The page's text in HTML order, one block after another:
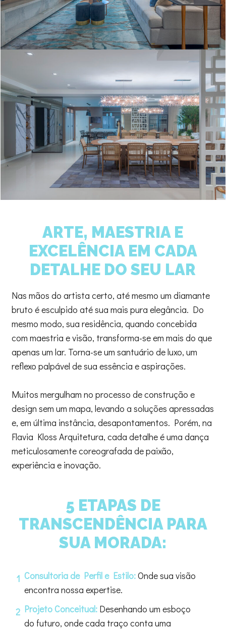
ARTE, MAESTRIA E
EXCELÊNCIA EM CADA
DETALHE DO SEU LAR
Nas mãos do artista certo, até mesmo um diamante
bruto é esculpido até sua mais pura elegância. Do
mesmo modo, sua residência, quando concebida
com maestria e visão, transforma-se em mais do que
apenas um lar. Torna-se um santuário de luxo, um
reflexo palpável de sua essência e aspirações.
Muitos mergulham no processo de construção e
design sem um mapa, levando a soluções apressadas
e, em última instância, desapontamentos. Porém, na
Flavia Kloss Arquitetura, cada detalhe é uma dança
meticulosamente coreografada de paixão,
experiência e inovação.
5 ETAPAS DE
TRANSCENDÊNCIA PARA
SUA MORADA:
1 Consultoria de Perfil e Estilo:Onde sua visão
encontra nossa expertise.
2 Projeto Conceitual: Desenhando um esboço
do futuro, onde cada traço conta uma